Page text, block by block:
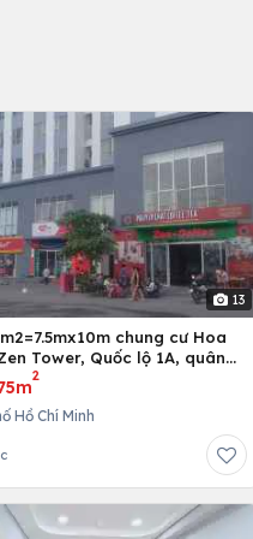
13
chung cư Hoa
Tower, Quốc lộ 1A, quân
Minh, Việt Nam
2
Hồ Chí Minh